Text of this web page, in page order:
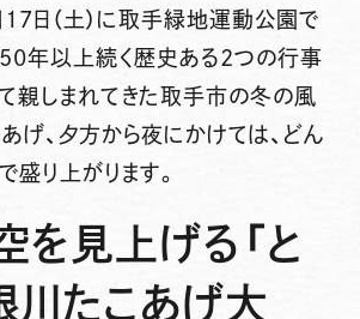
日（土）に取手緑地運動公園で
50年以上続く歴史ある2つの行事
親しまれてきた取手市の冬の風
げ、夕方から夜にかけては、どん
盛り上がります。
を見上げる「と
川たこあげ大